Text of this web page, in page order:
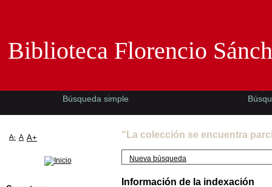
"La colección se encuentra
Nueva búsqueda
Información de la indexación
Biblioteca Florencio
Búsqueda simple
A- A A+